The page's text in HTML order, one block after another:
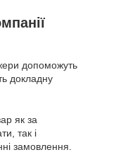
допоможуть
докладну
як за
так і
замовлення.